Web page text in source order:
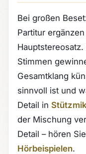
Bei großen
Partitur
Stimmen
Gesamtklang
sinnvoll ist und
Detail in
der Mischung
Detail – hören
Hörbeispielen.